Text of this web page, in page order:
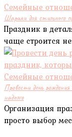
Семейные
Шарики для стильного
Праздник в
чаще строится
Семейные
Провести день
надолго
Организация
просто выбор